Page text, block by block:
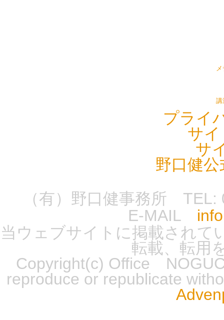
講
プライ
サ
サ
野口健
（有）野口健事務所 TEL:
E-MAIL
当ウェブサイトに掲載されて
転載、転用
Copyright(c) Office
reproduce or republicate